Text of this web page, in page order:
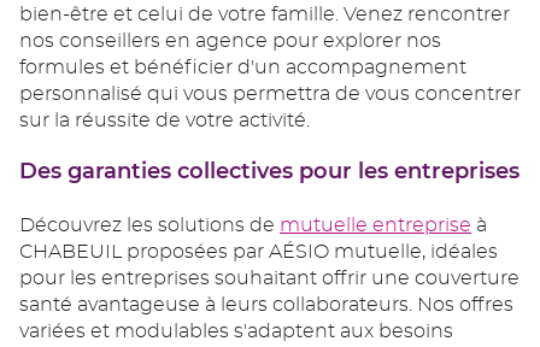
bien-être et celui de votre famille. Venez rencontrer
nos conseillers en agence pour explorer nos
formules et bénéficier d'un accompagnement
personnalisé qui vous permettra de vous concentrer
sur la réussite de votre activité.
Des garanties collectives pour les entreprises
Découvrez les solutions de mutuelle entreprise à
CHABEUIL proposées par AÉSIO mutuelle, idéales
pour les entreprises souhaitant offrir une couverture
santé avantageuse à leurs collaborateurs. Nos offres
variées et modulables s'adaptent aux besoins